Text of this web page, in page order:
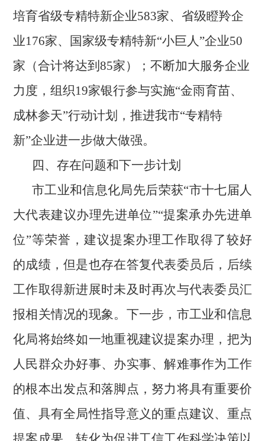
培育省级专精特新企业583家、省级瞪羚企
业176家、国家级专精特新“小巨人”企业50
家（合计将达到85家）；不断加大服务企业
力度，组织19家银行参与实施“金雨育苗、
成林参天”行动计划，推进我市“专精特
新”企业进一步做大做强。
四、存在问题和下一步计划
市工业和信息化局先后荣获“市十七届人
大代表建议办理先进单位”“提案承办先进单
位”等荣誉，建议提案办理工作取得了较好
的成绩，但是也存在答复代表委员后，后续
工作取得新进展时未及时再次与代表委员汇
报相关情况的现象。下一步，市工业和信息
化局将始终如一地重视建议提案办理，把为
人民群众办好事、办实事、解难事作为工作
的根本出发点和落脚点，努力将具有重要价
值、具有全局性指导意义的重点建议、重点